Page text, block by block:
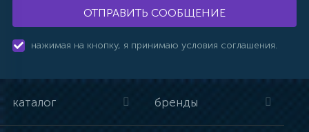
ОТПРАВИТЬ СООБЩЕНИЕ
нажимая на кнопку, я принимаю условия соглашения.
каталог бренды